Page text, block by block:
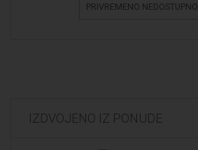
PRIVREMENO NEDOSTUPNO
IZDVOJENO IZ PONUDE